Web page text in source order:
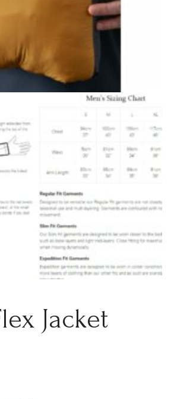
Jacket